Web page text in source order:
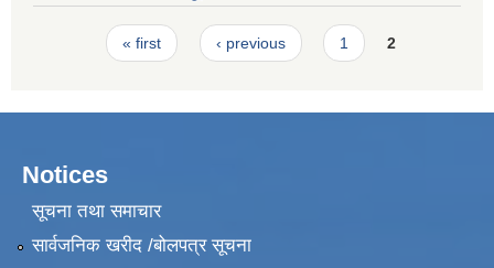
Pages« first ‹ previous 1 2
Notices
सूचना तथा समाचार
सार्वजनिक खरीद /बोलपत्र सूचना